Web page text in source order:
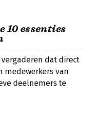
10 essenties
vergaderen dat direct
medewerkers van
deelnemers te